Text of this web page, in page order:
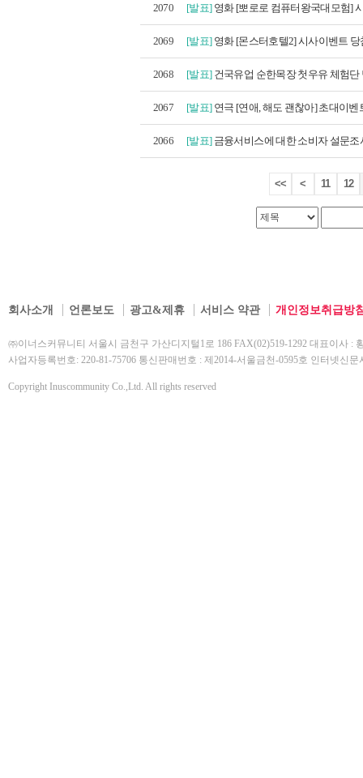
2070 [발표] 영화 [뽀로로 컴퓨터왕국대모험]
2069 [발표] 영화 [몬스터호텔2] 시사이벤트
2068 [발표] 건국유업 순한목장 첫우유 체험단
2067 [발표] 연극 [연애, 해도 괜찮아] 초대이벤
2066 [발표] 금융서비스에 대한 소비자 설문조
<< < 11 12